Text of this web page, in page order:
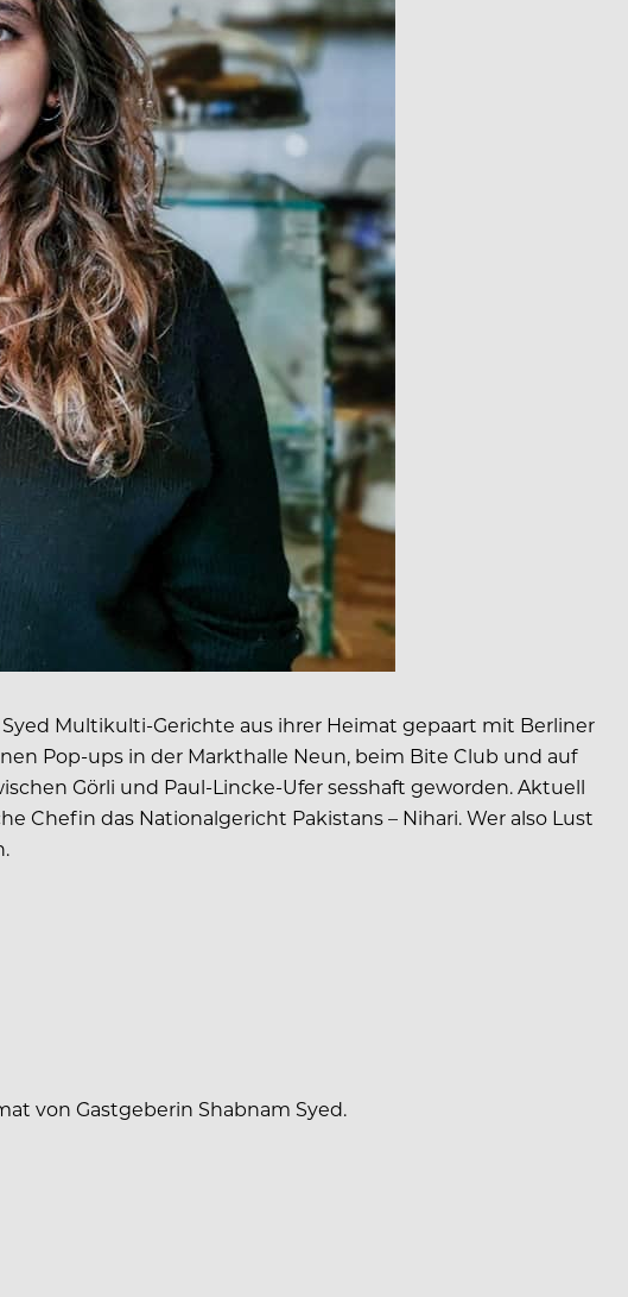
Multikulti-Gerichte aus ihrer Heimat gepaart mit Berliner
Pop-ups in der Markthalle Neun, beim Bite Club und auf
Görli und Paul-Lincke-Ufer sesshaft geworden. Aktuell
Chefin das Nationalgericht Pakistans – Nihari. Wer also Lust
von Gastgeberin Shabnam Syed.